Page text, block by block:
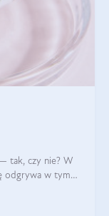
tak, czy nie? W
odgrywa w tym